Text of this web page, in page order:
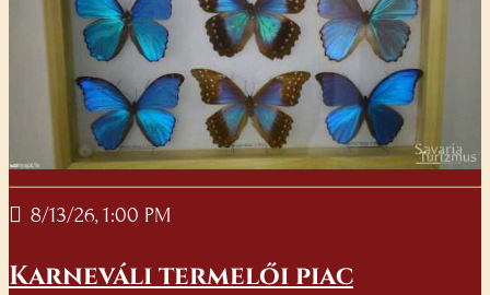
8/13/26, 1:00 PM
Karneváli termelői piac